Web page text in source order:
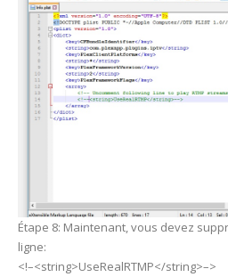
Étape 8: Maintenant, vous devez
ligne:
<!–<string>UseRealRTMP</string>–>